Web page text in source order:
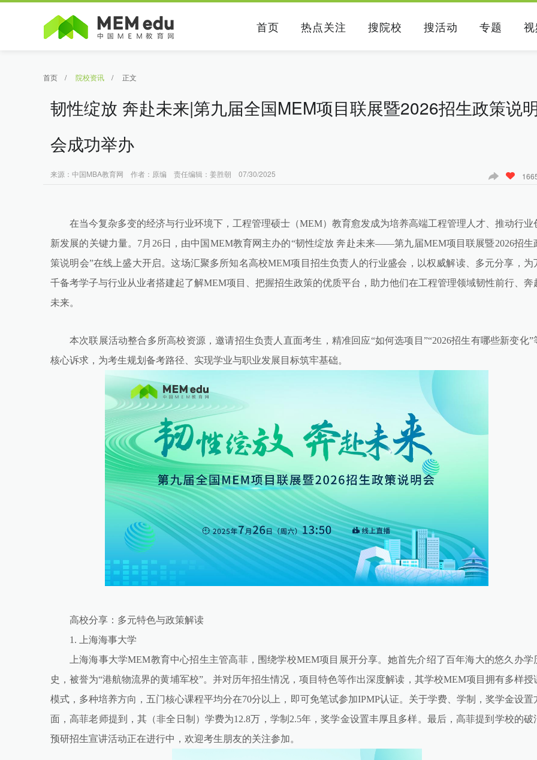
首页 热点关注 搜院校 搜活动 专题
首页 / 院校资讯 / 正文
韧性绽放 奔赴未来|第九届全国MEM项目联展暨2026招生政策说
会成功举办
来源：中国MBA教育网 作者：原编 责任编辑：姜胜朝 07/30/2025
在当今复杂多变的经济与行业环境下，工程管理硕士（MEM）教育愈发成为培养高端工程管理人才、推动行业
新发展的关键力量。7月26日，由中国MEM教育网主办的“韧性绽放 奔赴未来——第九届MEM项目联展暨2026招生
策说明会”在线上盛大开启。这场汇聚多所知名高校MEM项目招生负责人的行业盛会，以权威解读、多元分享，为
千备考学子与行业从业者搭建起了解MEM项目、把握招生政策的优质平台，助力他们在工程管理领域韧性前行、奔
未来。
本次联展活动整合多所高校资源，邀请招生负责人直面考生，精准回应“如何选项目”“2026招生有哪些新变化”
核心诉求，为考生规划备考路径、实现学业与职业发展目标筑牢基础。
高校分享：多元特色与政策解读
1. 上海海事大学
上海海事大学MEM教育中心招生主管高菲，围绕学校MEM项目展开分享。她首先介绍了百年海大的悠久办学
史，被誉为“港航物流界的黄埔军校”。并对历年招生情况，项目特色等作出深度解读，其学校MEM项目拥有多样授
模式，多种培养方向，五门核心课程平均分在70分以上，即可免笔试参加IPMP认证。关于学费、学制，奖学金设置
面，高菲老师提到，其（非全日制）学费为12.8万，学制2.5年，奖学金设置丰厚且多样。最后，高菲提到学校的破
预研招生宣讲活动正在进行中，欢迎考生朋友的关注参加。